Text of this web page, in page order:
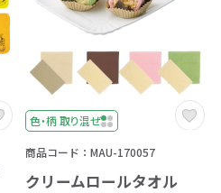
色・柄 取り混ぜ
商品コード：MAU-170057
クリームロールタオル